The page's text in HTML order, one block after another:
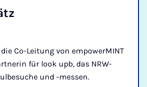
Co-Leitung von empowerMINT
für look upb, das NRW-
und -messen.